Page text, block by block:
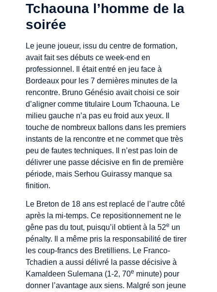
Tchaouna l’homme de la
soirée
Le jeune joueur, issu du centre de formation,
avait fait ses débuts ce week-end en
professionnel. Il était entré en jeu face à
Bordeaux pour les 7 dernières minutes de la
rencontre. Bruno Génésio avait choisi ce soir
d’aligner comme titulaire Loum Tchaouna. Le
milieu gauche n’a pas eu froid aux yeux. Il
touche de nombreux ballons dans les premiers
instants de la rencontre et ne commet que très
peu de fautes techniques. Il n’est pas loin de
délivrer une passe décisive en fin de première
période, mais Serhou Guirassy manque sa
finition.
Le Breton de 18 ans est replacé de l’autre côté
après la mi-temps. Ce repositionnement ne le
gêne pas du tout, puisqu’il obtient à la 52e un
pénalty. Il a même pris la responsabilité de tirer
les coup-francs des Bretilliens. Le Franco-
Tchadien a aussi délivré la passe décisive à
Kamaldeen Sulemana (1-2, 70e minute) pour
donner l’avantage aux siens. Malgré son jeune